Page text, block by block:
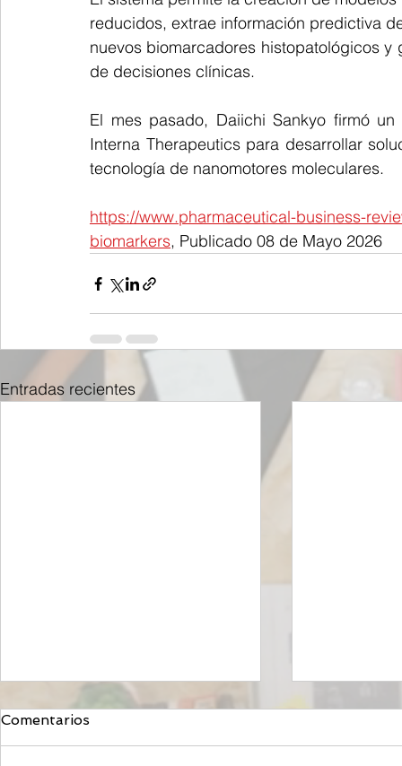
reducidos, extrae información predictiva
nuevos biomarcadores histopatológicos
de decisiones clínicas.
El mes pasado, Daiichi Sankyo firmó
Interna Therapeutics para desarrollar
tecnología de nanomotores moleculares.
https://www.pharmaceutical-business-
biomarkers, Publicado 08 de Mayo 2026
Entradas recientes
Comentarios